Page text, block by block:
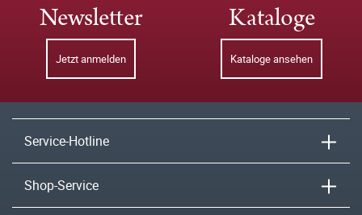
Newsletter
Jetzt anmelden
Kataloge
Kataloge ansehen
Service-Hotline
Shop-Service